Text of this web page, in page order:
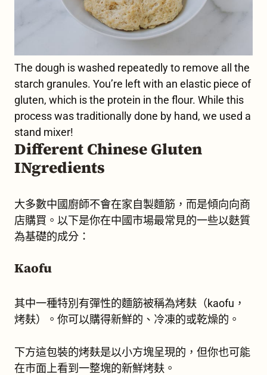
The dough is washed repeatedly to remove all the
starch granules. You’re left with an elastic piece of
gluten, which is the protein in the flour. While this
process was traditionally done by hand, we used a
stand mixer!
Different Chinese Gluten
INgredients
大多數中國廚師不會在家自製麵筋，而是傾向向商
店購買。以下是你在中國市場最常見的一些以麩質
為基礎的成分：
Kaofu
其中一種特別有彈性的麵筋被稱為烤麸（kaofu，
烤麸）。你可以購得新鮮的、冷凍的或乾燥的。
下方這包裝的烤麸是以小方塊呈現的，但你也可能
在市面上看到一整塊的新鮮烤麸。